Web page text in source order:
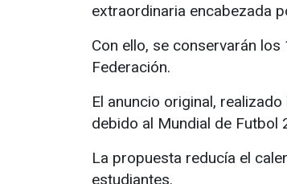
extraordinaria encabezada
Con ello, se conservarán
Federación.
El anuncio original,
debido al Mundial de Futbol
La propuesta reducía el
estudiantes.